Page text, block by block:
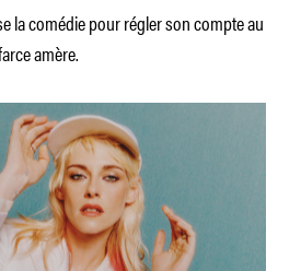
la comédie pour régler son compte au
amère.